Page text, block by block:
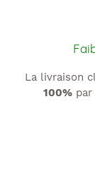
:
La livraison
100%